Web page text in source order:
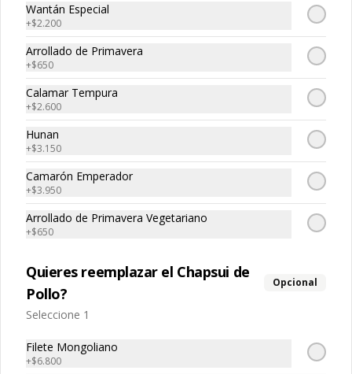
$20.250
Carne Chunsan
$14.850
Carne Mongoliana
$13.450
Wantán Especial
+$2.200
Arrollado de Primavera
+$650
Calamar Tempura
+$2.600
Hunan
+$3.150
Camarón Emperador
+$3.950
Arrollado de Primavera Vegetariano
+$650
Quieres reemplazar el Chapsui de
Pollo?
Opcional
Seleccione 1
Filete Mongoliano
+$6.800